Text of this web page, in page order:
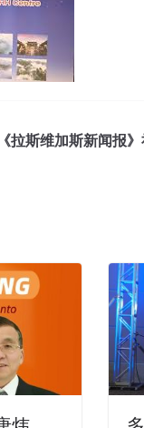
拉斯维加斯新闻报